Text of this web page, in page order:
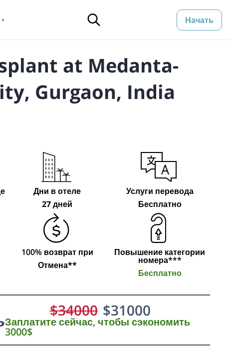
▼ Начать
at Medanta-
Gurgaon, India
Дни в отеле
27 дней
Услуги перевода
Бесплатно
100% возврат при
Отмена**
Повышение категории
номера***
Бесплатно
$34000 $31000
Заплатите сейчас, чтобы сэкономить
3000$